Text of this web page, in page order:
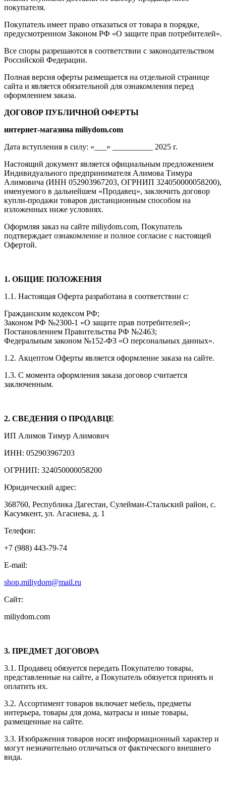
покупателя.
Покупатель имеет право отказаться от товара в порядке,
предусмотренном Законом РФ «О защите прав потребителей».
Все споры разрешаются в соответствии с законодательством
Российской Федерации.
Полная версия оферты размещается на отдельной странице
сайта и является обязательной для ознакомления перед
оформлением заказа.
ДОГОВОР ПУБЛИЧНОЙ ОФЕРТЫ
интернет-магазина miliydom.com
Дата вступления в силу: «___» __________ 2025 г.
Настоящий документ является официальным предложением
Индивидуального предпринимателя Алимова Тимура
Алимовича (ИНН 052903967203, ОГРНИП 324050000058200),
именуемого в дальнейшем «Продавец», заключить договор
купли-продажи товаров дистанционным способом на
изложенных ниже условиях.
Оформляя заказ на сайте miliydom.com, Покупатель
подтверждает ознакомление и полное согласие с настоящей
Офертой.
1. ОБЩИЕ ПОЛОЖЕНИЯ
1.1. Настоящая Оферта разработана в соответствии с:
Гражданским кодексом РФ;
Законом РФ №2300-1 «О защите прав потребителей»;
Постановлением Правительства РФ №2463;
Федеральным законом №152-ФЗ «О персональных данных».
1.2. Акцептом Оферты является оформление заказа на сайте.
1.3. С момента оформления заказа договор считается
заключенным.
2. СВЕДЕНИЯ О ПРОДАВЦЕ
ИП Алимов Тимур Алимович
ИНН: 052903967203
ОГРНИП: 324050000058200
Юридический адрес:
368760, Республика Дагестан, Сулейман-Стальский район, с.
Касумкент, ул. Агасиева, д. 1
Телефон:
+7 (988) 443-79-74
E-mail:
shop.miliydom@mail.ru
Сайт:
miliydom.com
3. ПРЕДМЕТ ДОГОВОРА
3.1. Продавец обязуется передать Покупателю товары,
представленные на сайте, а Покупатель обязуется принять и
оплатить их.
3.2. Ассортимент товаров включает мебель, предметы
интерьера, товары для дома, матрасы и иные товары,
размещенные на сайте.
3.3. Изображения товаров носят информационный характер и
могут незначительно отличаться от фактического внешнего
вида.